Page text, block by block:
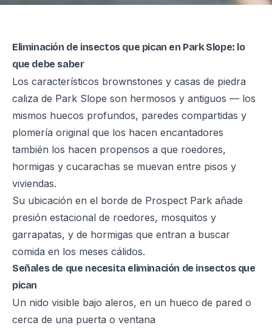
Eliminación de insectos que pican en Park Slope: lo
que debe saber
Los característicos brownstones y casas de piedra
caliza de Park Slope son hermosos y antiguos — los
mismos huecos profundos, paredes compartidas y
plomería original que los hacen encantadores
también los hacen propensos a que roedores,
hormigas y cucarachas se muevan entre pisos y
viviendas.
Su ubicación en el borde de Prospect Park añade
presión estacional de roedores, mosquitos y
garrapatas, y de hormigas que entran a buscar
comida en los meses cálidos.
Señales de que necesita eliminación de insectos que
pican
Un nido visible bajo aleros, en un hueco de pared o
cerca de una puerta o ventana